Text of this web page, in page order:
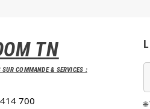
TN
COMMANDE & SERVICES :
700